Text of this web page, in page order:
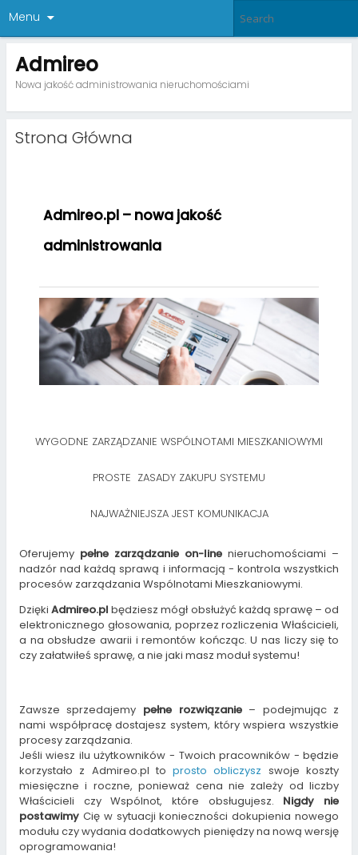
Menu
Admireo
Nowa jakość administrowania nieruchomościami
Strona Główna
Admireo.pl – nowa jakość
administrowania
WYGODNE ZARZĄDZANIE WSPÓLNOTAMI MIESZKANIOWYMI
PROSTE ZASADY ZAKUPU SYSTEMU
NAJWAŻNIEJSZA JEST KOMUNIKACJA
Oferujemy pełne zarządzanie on-line nieruchomościami –
nadzór nad każdą sprawą i informacją - kontrola wszystkich
procesów zarządzania Wspólnotami Mieszkaniowymi.
DziękiAdmireo.pl będziesz mógł obsłużyć każdą sprawę – od
elektronicznego głosowania, poprzez rozliczenia Właścicieli,
a na obsłudze awarii i remontów kończąc. U nas liczy się to
czy załatwiłeś sprawę, a nie jaki masz moduł systemu!
Zawsze sprzedajemy pełne rozwiązanie– podejmując z
nami współpracę dostajesz system, który wspiera wszystkie
procesy zarządzania.
Jeśli wiesz ilu użytkowników - Twoich pracowników - będzie
korzystało z Admireo.pl toprosto obliczysz swoje koszty
miesięczne i roczne, ponieważ cena nie zależy od liczby
Właścicieli czy Wspólnot, które obsługujesz. Nigdy nie
postawimyCię w sytuacji konieczności dokupienia nowego
modułu czy wydania dodatkowych pieniędzy na nową wersję
oprogramowania!